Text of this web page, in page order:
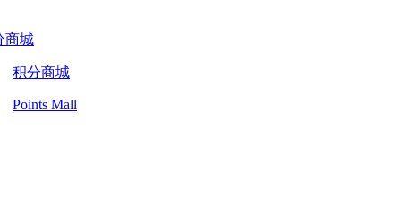
商城
积分商城
Points Mall